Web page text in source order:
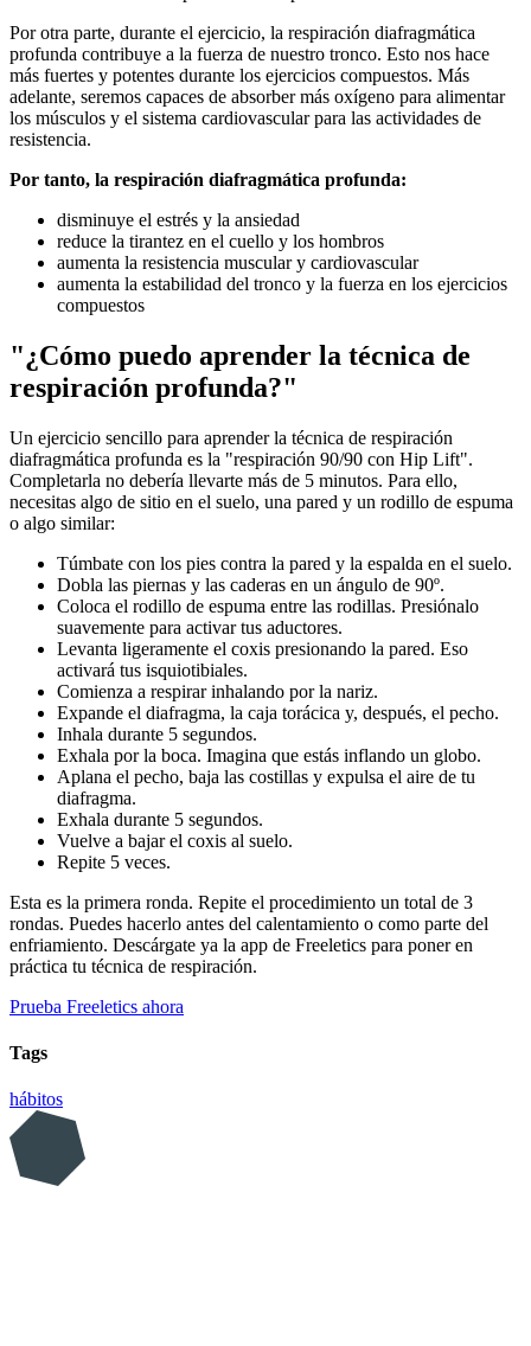
Por otra parte, durante el ejercicio, la respiración diafragmática
profunda contribuye a la fuerza de nuestro tronco. Esto nos hace
más fuertes y potentes durante los ejercicios compuestos. Más
adelante, seremos capaces de absorber más oxígeno para alimentar
los músculos y el sistema cardiovascular para las actividades de
resistencia.
Por tanto, la respiración diafragmática profunda:
disminuye el estrés y la ansiedad
reduce la tirantez en el cuello y los hombros
aumenta la resistencia muscular y cardiovascular
aumenta la estabilidad del tronco y la fuerza en los ejercicios
compuestos
"¿Cómo puedo aprender la técnica de
respiración profunda?"
Un ejercicio sencillo para aprender la técnica de respiración
diafragmática profunda es la "respiración 90/90 con Hip Lift".
Completarla no debería llevarte más de 5 minutos. Para ello,
necesitas algo de sitio en el suelo, una pared y un rodillo de espuma
o algo similar:
Túmbate con los pies contra la pared y la espalda en el suelo.
Dobla las piernas y las caderas en un ángulo de 90º.
Coloca el rodillo de espuma entre las rodillas. Presiónalo
suavemente para activar tus aductores.
Levanta ligeramente el coxis presionando la pared. Eso
activará tus isquiotibiales.
Comienza a respirar inhalando por la nariz.
Expande el diafragma, la caja torácica y, después, el pecho.
Inhala durante 5 segundos.
Exhala por la boca. Imagina que estás inflando un globo.
Aplana el pecho, baja las costillas y expulsa el aire de tu
diafragma.
Exhala durante 5 segundos.
Vuelve a bajar el coxis al suelo.
Repite 5 veces.
Esta es la primera ronda. Repite el procedimiento un total de 3
rondas. Puedes hacerlo antes del calentamiento o como parte del
enfriamiento. Descárgate ya la app de Freeletics para poner en
práctica tu técnica de respiración.
Prueba Freeletics ahora
Tags
hábitos